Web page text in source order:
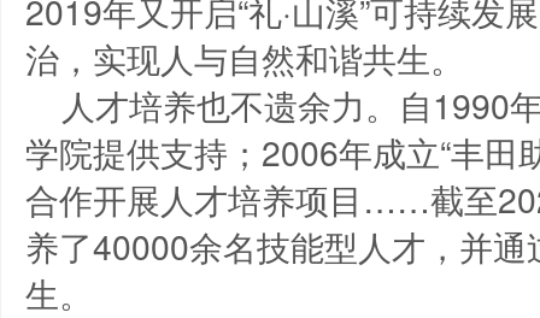
2019年又开启“礼·山溪”可持续发
治，实现人与自然和谐共生。
人才培养也不遗余力。自1990
学院提供支持；2006年成立“丰田
合作开展人才培养项目……截至
养了40000余名技能型人才，并
生。